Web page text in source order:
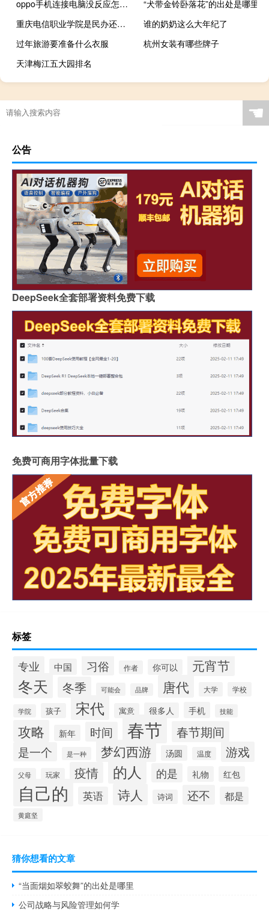
oppo手机连接电脑没反应怎么办（oppo手机连接电脑没反应）
“犬带金铃卧落花”的出处是哪里
重庆电信职业学院是民办还是公办
谁的奶奶这么大年纪了
过年旅游要准备什么衣服
杭州女装有哪些牌子
天津梅江五大园排名
☚
公告
DeepSeek全套部署资料免费下载
免费可商用字体批量下载
标签
专业 中国 习俗 作者 你可以 元宵节
冬天 冬季 可能会 品牌 唐代 大学 学校
学院 孩子 宋代 寓意 很多人 手机 技能
攻略 新年 时间 春节 春节期间
是一个 是一种 梦幻西游 汤圆 温度 游戏
父母 玩家 疫情 的人 的是 礼物 红包
自己的 英语 诗人 诗词 还不 都是
黄庭坚
猜你想看的文章
“当面烟如翠蛟舞”的出处是哪里
公司战略与风险管理如何学